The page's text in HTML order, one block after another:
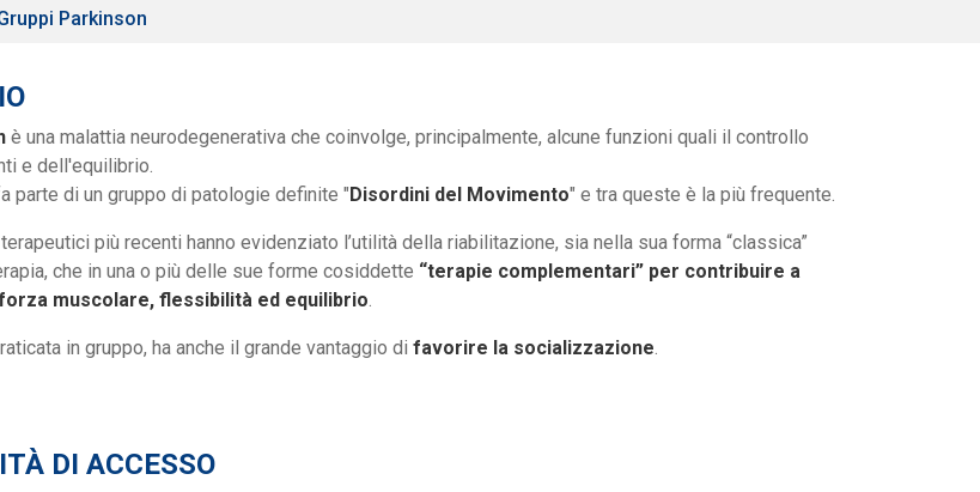
Parkinson
è una malattia neurodegenerativa che coinvolge, principalmente, alcune funzioni quali il controllo
e dell'equilibrio.
parte di un gruppo di patologie definite " Disordini del Movimento" e tra queste è la più frequente.
più recenti hanno evidenziato l’utilità della riabilitazione, sia nella sua forma “classica”
che in una o più delle sue forme cosiddette “terapie complementari” per contribuire a
muscolare, flessibilità ed equilibrio.
in gruppo, ha anche il grande vantaggio di favorire la socializzazione.
DI ACCESSO